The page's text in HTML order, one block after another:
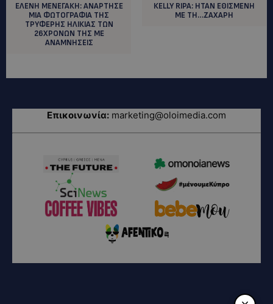
ΕΛΕΝΗ ΜΕΝΕΓΑΚΗ: ΑΝΑΡΤΗΣΕ
ΜΙΑ ΦΩΤΟΓΡΑΦΙΑ ΤΗΣ
ΤΡΥΦΕΡΗΣ ΗΛΙΚΙΑΣ ΤΩΝ
26ΧΡΟΝΩΝ ΤΗΣ ΜΕ
ΑΝΑΜΝΗΣΕΙΣ
ΚELLY RIPA: ΗΤΑΝ EΘΙΣΜΕΝΗ
ΜΕ ΤΗ…ΖΑΧΑΡΗ
Επικοινωνία: marketing@oloimedia.com